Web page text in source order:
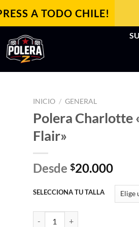
A TODO CHILE!
INICIO / GENERAL
Polera Charlotte
Flair»
Desde $20.000
SELECCIONA TU TALLA